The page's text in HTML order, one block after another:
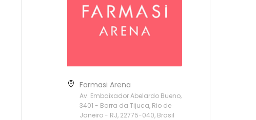
Farmasi Arena
Av. Embaixador Abelardo Bueno,
3401 - Barra da Tijuca, Rio de
Janeiro - RJ, 22775-040, Brasil